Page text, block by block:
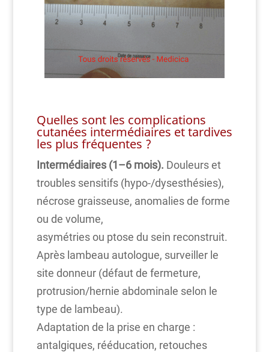
Quelles sont les complications
cutanées intermédiaires et tardives
les plus fréquentes ?
Intermédiaires (1–6 mois). Douleurs et
troubles sensitifs (hypo-/dysesthésies),
nécrose graisseuse, anomalies de forme
ou de volume,
asymétries ou ptose du sein reconstruit.
Après lambeau autologue, surveiller le
site donneur (défaut de fermeture,
protrusion/hernie abdominale selon le
type de lambeau).
Adaptation de la prise en charge :
antalgiques, rééducation, retouches